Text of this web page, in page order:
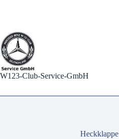
W123-Club-Service-GmbH
Heckklappe